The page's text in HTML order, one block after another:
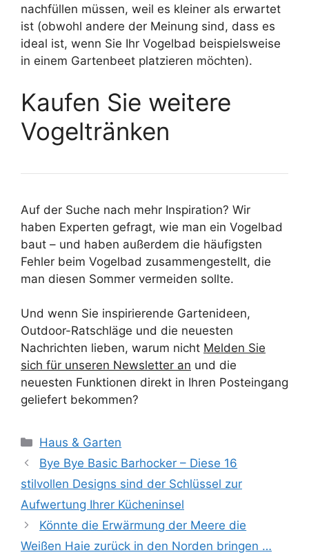
nachfüllen müssen, weil es kleiner als erwartet
ist (obwohl andere der Meinung sind, dass es
ideal ist, wenn Sie Ihr Vogelbad beispielsweise
in einem Gartenbeet platzieren möchten).
Kaufen Sie weitere
Vogeltränken
Auf der Suche nach mehr Inspiration? Wir
haben Experten gefragt, wie man ein Vogelbad
baut – und haben außerdem die häufigsten
Fehler beim Vogelbad zusammengestellt, die
man diesen Sommer vermeiden sollte.
Und wenn Sie inspirierende Gartenideen,
Outdoor-Ratschläge und die neuesten
Nachrichten lieben, warum nicht Melden Sie
sich für unseren Newsletter an und die
neuesten Funktionen direkt in Ihren Posteingang
geliefert bekommen?
Kategorien
Haus & Garten
Bye Bye Basic Barhocker – Diese 16
stilvollen Designs sind der Schlüssel zur
Aufwertung Ihrer Kücheninsel
Könnte die Erwärmung der Meere die
Weißen Haie zurück in den Norden bringen …